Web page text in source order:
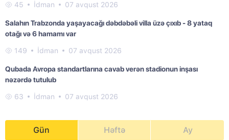
45 İdman 07 avqust 2026
Salahın Trabzonda yaşayacağı dəbdəbəli villa üzə çıxıb - 8 yataq
otağı və 6 hamamı var
149 İdman 07 avqust 2026
Qubada Avropa standartlarına cavab verən stadionun inşası
nəzərdə tutulub
63 İdman 07 avqust 2026
Gün Həftə Ay